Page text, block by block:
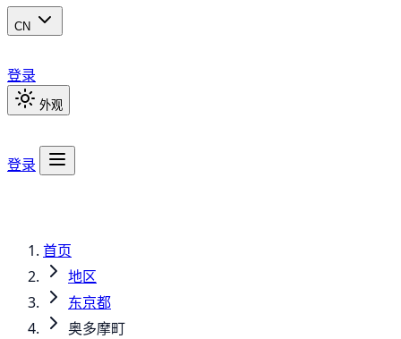
CN
登录
外观
登录
首页
地区
东京都
奥多摩町